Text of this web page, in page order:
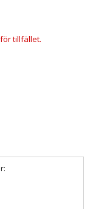
tillfället.